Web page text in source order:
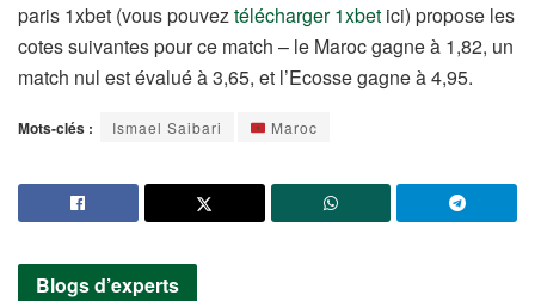
paris 1xbet (vous pouveztélécharger 1xbet ici) propose les
cotes suivantes pour ce match – le Maroc gagne à 1,82, un
match nul est évalué à 3,65, et l’Ecosse gagne à 4,95.
Mots-clés : Ismael Saibari Maroc
Blogs d’experts